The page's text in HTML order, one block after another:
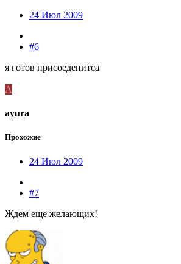
24 Июл 2009
#6
я готов присоеденитса
A
ayura
Прохожие
24 Июл 2009
#7
Ждем еще желающих!